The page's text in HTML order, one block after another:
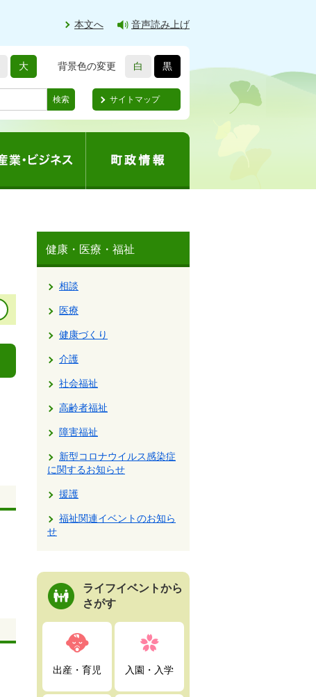
本文へ 音声読み上げ
大 背景色の変更 白 黒
検索 サイトマップ
健康・医療・福祉
相談
医療
健康づくり
介護
社会福祉
高齢者福祉
障害福祉
新型コロナウイルス感染症
に関するお知らせ
援護
福祉関連イベントのお知ら
せ
ライフイベントから
さがす
出産・育児 入園・入学